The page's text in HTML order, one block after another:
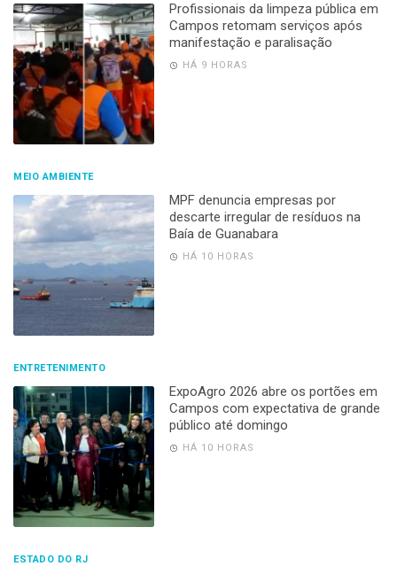
Profissionais da limpeza pública em
Campos retomam serviços após
manifestação e paralisação
HÁ 9 HORAS
MEIO AMBIENTE
MPF denuncia empresas por
descarte irregular de resíduos na
Baía de Guanabara
HÁ 10 HORAS
ENTRETENIMENTO
ExpoAgro 2026 abre os portões em
Campos com expectativa de grande
público até domingo
HÁ 10 HORAS
ESTADO DO RJ